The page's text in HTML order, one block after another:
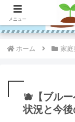
ホーム 家庭
🫐【ブル
状況と今後
メニュー